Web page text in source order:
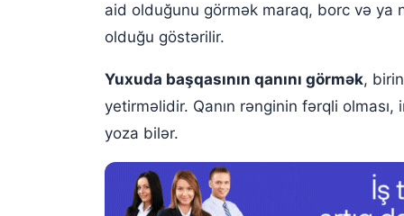
aid olduğunu görmək maraq, borc və ya
olduğu göstərilir.
Yuxuda başqasının qanını görmək,
yetirməlidir. Qanın rənginin fərqli
yoza bilər.